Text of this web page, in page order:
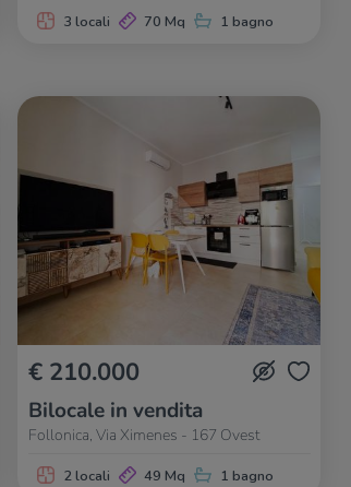
3 locali 70 Mq 1 bagno
€ 210.000
Bilocale in vendita
Follonica, Via Ximenes - 167 Ovest
2 locali 49 Mq 1 bagno